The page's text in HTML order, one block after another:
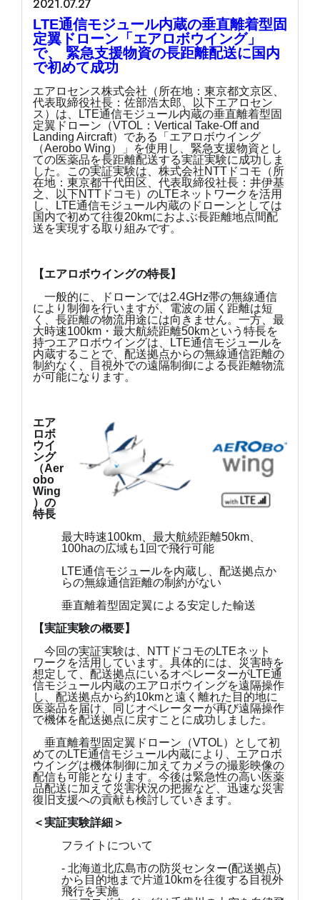
2021.07.27
LTE通信モジュール内蔵の垂直離着型固
定翼ドローン「エアロボウイング」
で、 緊急支援物資の長距離配送に国内
で初めて成功
エアロセンス株式会社（所在地：東京都文京区、
代表取締役社長：佐部浩太郎、以下エアロセン
ス）は、LTE通信モジュール内蔵の垂直離着型固
定翼ドローン（VTOL：Vertical Take-Off and
Landing Aircraft）である「エアロボウイング
（Aerobo Wing）」を使用し、緊急支援物資とし
ての医薬品を長距離配送する実証実験に成功しま
した。この実証実験は、株式会社NTTドコモ（所
在地：東京都千代田区、代表取締役社長：井伊基
之、以下NTTドコモ）のLTEネットワークを活用
し、LTE通信モジュール内蔵のドローンとしては
国内で初めて往復20kmにおよぶ長距離地点間配
送を実現する取り組みです。
【エアロボウイングの特長】
一般的に、ドローンでは2.4GHz帯の無線通信
により制御を行いますが、電波の届く距離は短
く、長距離の物流用途には向きません。一方、最
大時速100km・最大航続距離50kmという特長を
持つエアロボウイングは、LTE通信モジュールを
内蔵することで、配送拠点からの無線通信距離の
制約なく、目視外での遠隔制御による長距離物流
が可能になります。
エア
ロボ
ウイ
ング
（Aer
obo
Wing
）の
特長
最大時速100km、最大航続距離50km、
100haの広域も1回で飛行可能
LTE通信モジュールを内蔵し、配送拠点か
らの無線通信距離の制約がない
垂直離着型固定翼による安定した輸送
【実証実験の概要】
今回の実証実験は、NTTドコモのLTEネット
ワークを活用しています。具体的には、災害時を
想定して、配送拠点にいるオペレーターがLTE通
信モジュール内蔵のエアロボウイングを遠隔操作
し、配送拠点から約10kmと遠く離れた目的地に
医薬品を届け、同じオペレーターが再び遠隔操作
で機体を配送拠点に戻すことに成功しました。
垂直離着型固定翼ドローン（VTOL）として初
めてのLTE通信モジュール内蔵により、エアロボ
ウイングは機体制御に加えてカメラの撮影映像の
配信も可能となります。今後は緊急性の高い医薬
品配送に加えて災害状況の把握など、迅速な災害
復旧支援への貢献も検討していきます。
＜実証実験詳細＞
フライトについて
‐ 北海道北広島市の防災センター(配送拠点)
から目的地まで片道10kmを往復する目視外
飛行を実施